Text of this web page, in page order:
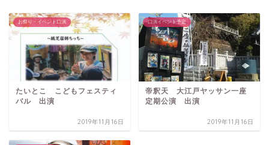
お祭り・イベント口演
たいとこ こどもフェスティ
バル 出演
2019年11月16日
口演イベント予定
帝釈天 大江戸ヤッサン一座
定期公演 出演
2019年11月16日